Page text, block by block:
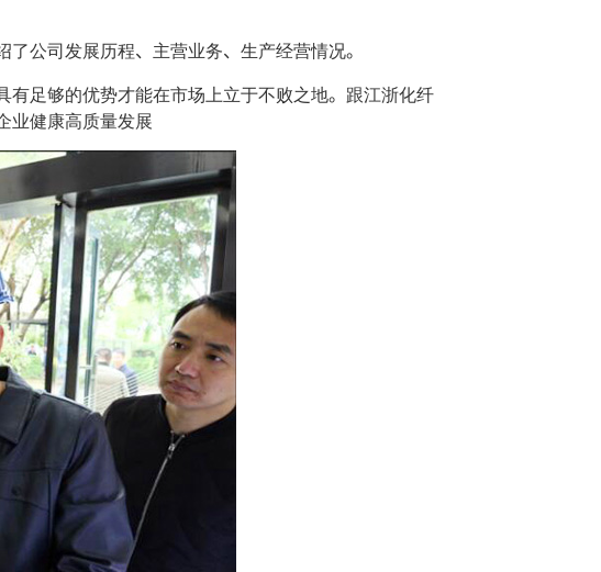
公司发展历程、主营业务、生产经营情况。
足够的优势才能在市场上立于不败之地。跟江浙化纤
业健康高质量发展